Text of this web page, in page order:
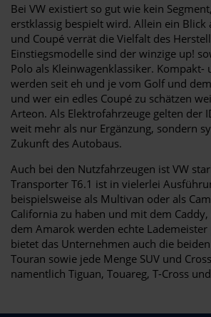
Bei VW existiert so gut wie kein
erstklassig bespielt wird. Allein ein Blick
und Coupé verrät die Vielfalt des
Einstiegsmodelle sind der winzige up!
Polo als Kleinwagenklassiker. Kompakt-
werden seit eh und je vom Golf und
und wer ein edles Coupé zu schätzen
Arteon. Als Elektrofahrzeuge gelten der
weit mehr als nur Ergänzung, sondern
Zukunft des Autobaus.
Auch bei den Nutzfahrzeugen ist VW
Transporter T6.1 ist in vielerlei
beispielsweise als Multivan oder als
California zu haben und mit dem
dem Amarok werden echte
bietet das Unternehmen auch die
Touran sowie jede Menge SUV und
namentlich Tiguan, Touareg, T-Cross